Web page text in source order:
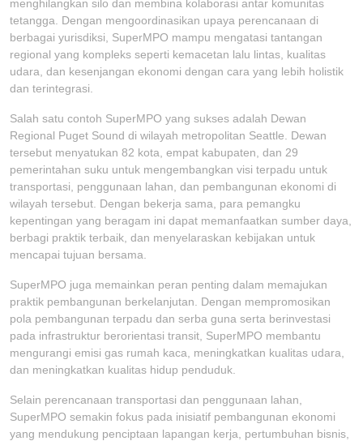
menghilangkan silo dan membina kolaborasi antar komunitas
tetangga. Dengan mengoordinasikan upaya perencanaan di
berbagai yurisdiksi, SuperMPO mampu mengatasi tantangan
regional yang kompleks seperti kemacetan lalu lintas, kualitas
udara, dan kesenjangan ekonomi dengan cara yang lebih holistik
dan terintegrasi.
Salah satu contoh SuperMPO yang sukses adalah Dewan
Regional Puget Sound di wilayah metropolitan Seattle. Dewan
tersebut menyatukan 82 kota, empat kabupaten, dan 29
pemerintahan suku untuk mengembangkan visi terpadu untuk
transportasi, penggunaan lahan, dan pembangunan ekonomi di
wilayah tersebut. Dengan bekerja sama, para pemangku
kepentingan yang beragam ini dapat memanfaatkan sumber daya,
berbagi praktik terbaik, dan menyelaraskan kebijakan untuk
mencapai tujuan bersama.
SuperMPO juga memainkan peran penting dalam memajukan
praktik pembangunan berkelanjutan. Dengan mempromosikan
pola pembangunan terpadu dan serba guna serta berinvestasi
pada infrastruktur berorientasi transit, SuperMPO membantu
mengurangi emisi gas rumah kaca, meningkatkan kualitas udara,
dan meningkatkan kualitas hidup penduduk.
Selain perencanaan transportasi dan penggunaan lahan,
SuperMPO semakin fokus pada inisiatif pembangunan ekonomi
yang mendukung penciptaan lapangan kerja, pertumbuhan bisnis,